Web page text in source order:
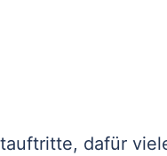
dafür